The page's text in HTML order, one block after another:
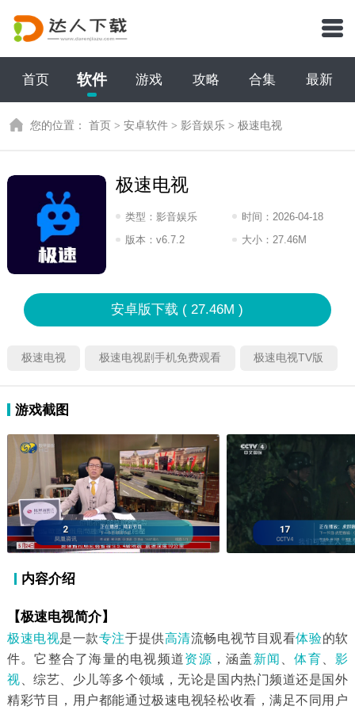
首页 软件 游戏 攻略 合集 最新
您的位置：首页 >安卓软件 >影音娱乐 >极速电视
极速电视
类型：影音娱乐 时间： 2026-04-18
12:2026
版本：v6.7.2 大小： 27.46M
安卓版下载 ( 27.46M )
极速电视 极速电视剧手机免费观看 极速电视TV版
游戏截图
内容介绍
【极速电视简介】
极速电视是一款专注于提供高清流畅电视节目观看体验的软
件。它整合了海量的电视频道资源 ，涵盖 新闻 、体育 、影
视 、综艺、少儿等多个领域，无论是国内热门频道还是国外
精彩节目，用户都能通过极速电视轻松收看，满足不同用户